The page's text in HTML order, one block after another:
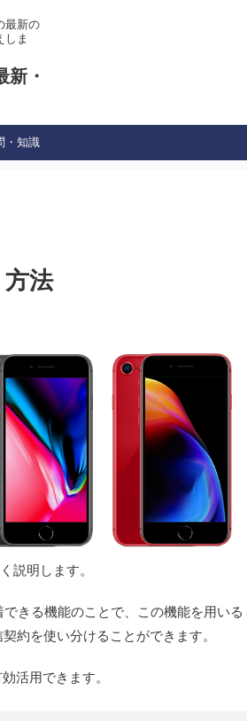
最新の
しま
新・
・知識
法
説明します。
きる機能のことで、この機能を用いる
約を使い分けることができます。
活用できます。